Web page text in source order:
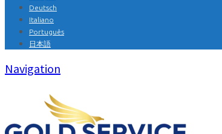
Deutsch
Italiano
Português
日本語
Navigation